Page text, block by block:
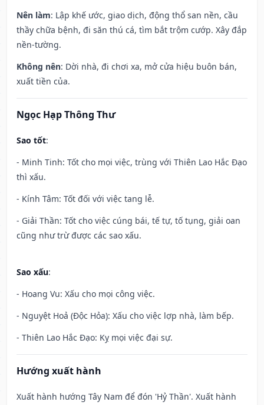
Nên làm: Lập khế ước, giao dịch, động thổ san nền, cầu
thầy chữa bệnh, đi săn thú cá, tìm bắt trộm cướp. Xây đắp
nền-tường.
Không nên: Dời nhà, đi chơi xa, mở cửa hiệu buôn bán,
xuất tiền của.
Ngọc Hạp Thông Thư
Sao tốt:
- Minh Tinh: Tốt cho mọi việc, trùng với Thiên Lao Hắc Đạo
thì xấu.
- Kính Tâm: Tốt đối với việc tang lễ.
- Giải Thần: Tốt cho việc cúng bái, tế tự, tố tụng, giải oan
cũng như trừ được các sao xấu.
Sao xấu:
- Hoang Vu: Xấu cho mọi công việc.
- Nguyệt Hoả (Độc Hỏa): Xấu cho việc lợp nhà, làm bếp.
- Thiên Lao Hắc Đạo: Kỵ mọi việc đại sự.
Hướng xuất hành
Xuất hành hướng Tây Nam để đón 'Hỷ Thần'. Xuất hành